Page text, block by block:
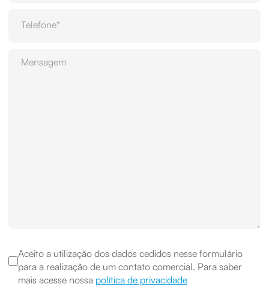
Aceito a utilização dos dados cedidos nesse formulário
para a realização de um contato comercial. Para saber
mais acesse nossa política de privacidade